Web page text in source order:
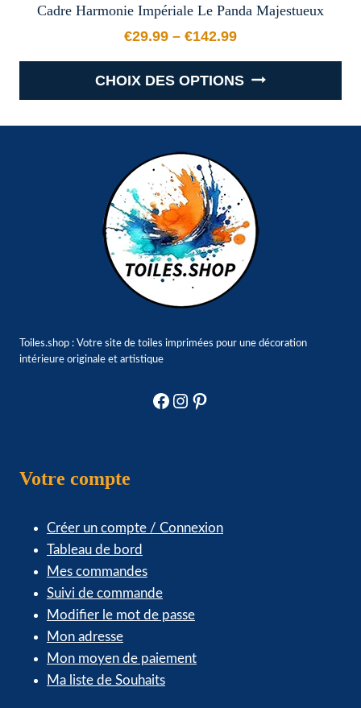
Cadre Harmonie Impériale Le Panda Majestueux
€29.99 – €142.99
Plage de prix : €29.99 à
CHOIX DES OPTIONS
a
plusieurs
variations.
Les
options
peuvent
être
choisies
la
du
produit
Toiles.shop : Votre site de toiles imprimées pour une décoration
intérieure originale et artistique
Facebook
Instagram
Pinterest
Votre compte
Créer un compte / Connexion
Tableau de bord
Mes commandes
Suivi de commande
Modifier le mot de passe
Mon adresse
Mon moyen de paiement
Ma liste de Souhaits